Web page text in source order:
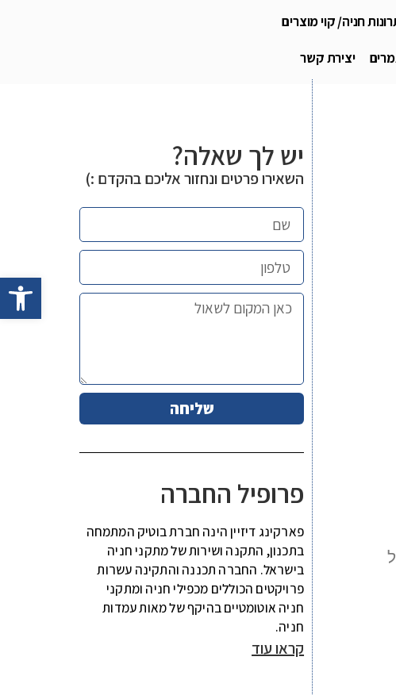
חניה/ קוי מוצרים
יצירת קשר
יש לך שאלה?
השאירו פרטים ונחזור אליכם בהקדם :)
שליחה
פרופיל החברה
פארקינג דיזיין הינה חברת בוטיק המתמחה
בתכנון, התקנה ושירות של מתקני חניה
בישראל. החברה תכננה והתקינה עשרות
פרויקטים הכוללים מכפילי חניה ומתקני
חניה אוטומטיים בהיקף של מאות עמדות
חניה.
קראו עוד